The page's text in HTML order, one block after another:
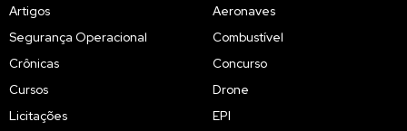
Artigos
Segurança Operacional
Crônicas
Cursos
Licitações
Aeronaves
Combustível
Concurso
Drone
EPI